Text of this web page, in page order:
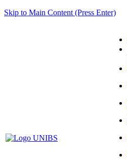
Skip to Main Content (Press Enter)